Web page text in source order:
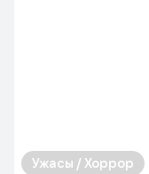
Ужасы / Хоррор